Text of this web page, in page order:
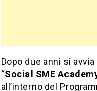
Dopo due anni si
“Social SME
all’interno del